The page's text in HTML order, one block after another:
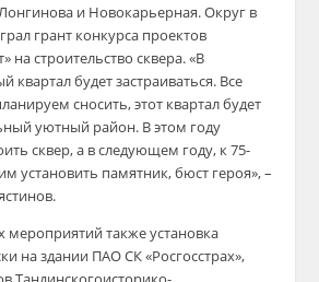
и Новокарьерная. Округ в
рал грант конкурса проектов
строительство сквера.«В
квартал будет застраиваться. Все
сносить, этот квартал будет
уютный район. В этом году
сквер, а в следующем году, к 75-
установить памятник, бюст героя», –
также установка
на здании ПАО СК «Росгосстрах»,